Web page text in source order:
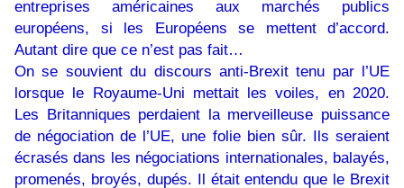
entreprises américaines aux marchés publics
européens, si les Européens se mettent d’accord.
Autant dire que ce n’est pas fait…
On se souvient du discours anti-Brexit tenu par l’UE
lorsque le Royaume-Uni mettait les voiles, en 2020.
Les Britanniques perdaient la merveilleuse puissance
de négociation de l’UE, une folie bien sûr. Ils seraient
écrasés dans les négociations internationales, balayés,
promenés, broyés, dupés. Il était entendu que le Brexit